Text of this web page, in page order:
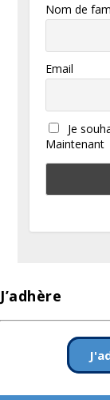
Nom de
Email
Je
Maintenant
J’adhère